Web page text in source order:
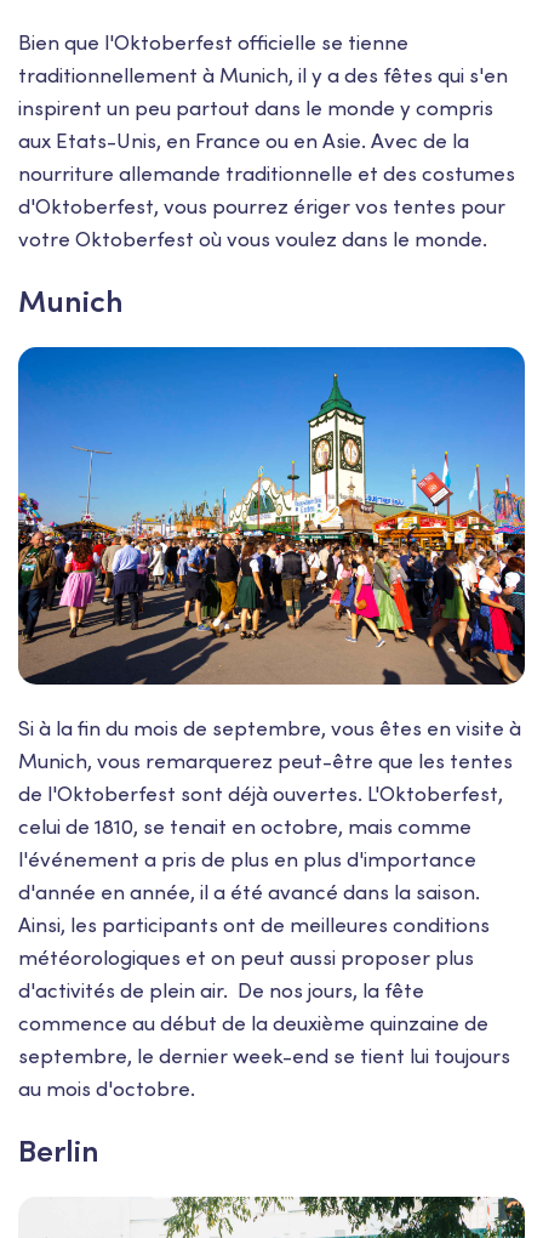
Bien que l'Oktoberfest officielle se tienne
traditionnellement à Munich, il y a des fêtes qui s'en
inspirent un peu partout dans le monde y compris
aux Etats-Unis, en France ou en Asie. Avec de la
nourriture allemande traditionnelle et des costumes
d'Oktoberfest, vous pourrez ériger vos tentes pour
votre Oktoberfest où vous voulez dans le monde.
Munich
Si à la fin du mois de septembre, vous êtes en visite à
Munich, vous remarquerez peut-être que les tentes
de l'Oktoberfest sont déjà ouvertes. L'Oktoberfest,
celui de 1810, se tenait en octobre, mais comme
l'événement a pris de plus en plus d'importance
d'année en année, il a été avancé dans la saison.
Ainsi, les participants ont de meilleures conditions
météorologiques et on peut aussi proposer plus
d'activités de plein air. De nos jours, la fête
commence au début de la deuxième quinzaine de
septembre, le dernier week-end se tient lui toujours
au mois d'octobre.
Berlin